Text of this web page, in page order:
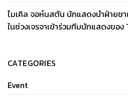
ไมเคิล จอห์นสตัน นักแสดงนำฝ่ายช
ในช่วงเจรจาเข้าร่วมทีมนักแสดงขอ
CATEGORIES
Event